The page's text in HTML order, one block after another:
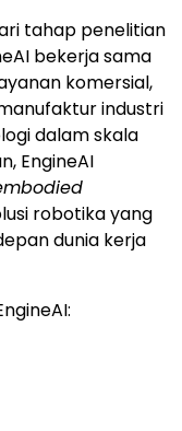
tahap penelitian
bekerja sama
komersial,
industri
dalam skala
EngineAI
robotika yang
dunia kerja